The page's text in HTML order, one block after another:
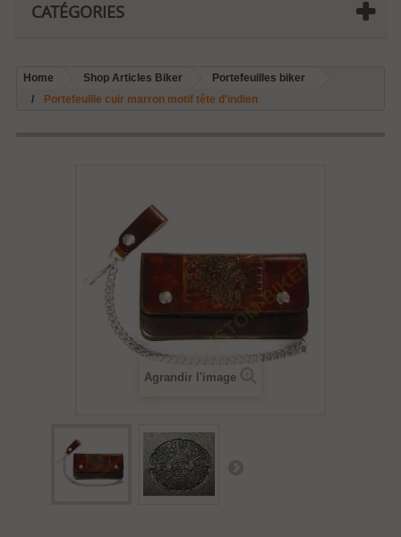
CATÉGORIES
Home Shop Articles Biker
Portefeuilles biker
Portefeuille cuir marron motif tête d'indien
Agrandir l'image